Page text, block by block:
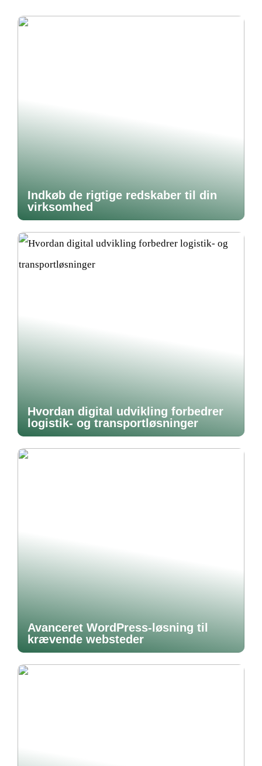
Indkøb de rigtige redskaber til din
virksomhed
Hvordan digital udvikling forbedrer
logistik- og transportløsninger
Avanceret WordPress-løsning til
krævende websteder